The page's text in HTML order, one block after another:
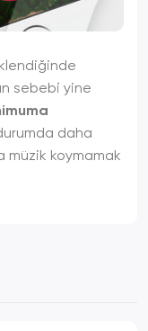
sebebi yine
daha
müzik koymamak